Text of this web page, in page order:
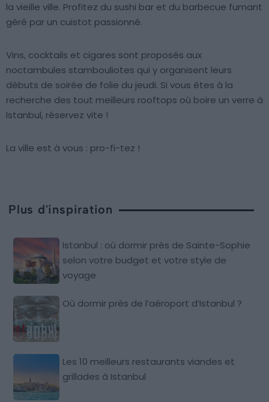
la vieille ville. Profitez du sushi bar et du barbecue fumant
géré par un cuistot passionné.
Vins, cocktails et cigares sont proposés aux
noctambules stambouliotes qui y organisent leurs
débuts de soirée de folie du jeudi. Si vous êtes à la
recherche des tout meilleurs rooftops où boire un verre à
Istanbul, réservez vite !
La ville est à vous : pro-fi-tez !
Plus d'inspiration
Istanbul : où dormir près de Sainte-Sophie
selon votre budget et votre style de
voyage
Où dormir près de l’aéroport d’Istanbul ?
Les 10 meilleurs restaurants viandes et
grillades à Istanbul